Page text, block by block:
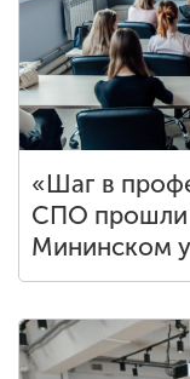
«Шаг в
СПО прошли
Мининском